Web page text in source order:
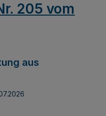
205 vom
aus